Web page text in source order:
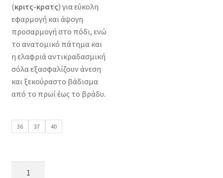
(κριτς-κρατς) για εύκολη
εφαρμογή και άψογη
προσαρμογή στο πόδι, ενώ
το ανατομικό πάτημα και
η ελαφριά αντικραδασμική
σόλα εξασφαλίζουν άνεση
και ξεκούραστο βάδισμα
από το πρωί έως το βράδυ.
36 37 40